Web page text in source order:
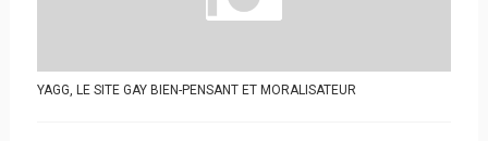
YAGG, LE SITE GAY BIEN-PENSANT ET MORALISATEUR